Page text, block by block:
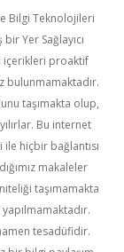
Bilgi Teknolojileri
Yer Sağlayıcı
içerikleri proaktif
bulunmamaktadır.
taşımakta olup,
Bu internet
hiçbir bağlantısı
makaleler
taşımamakta
tesadüfidir.